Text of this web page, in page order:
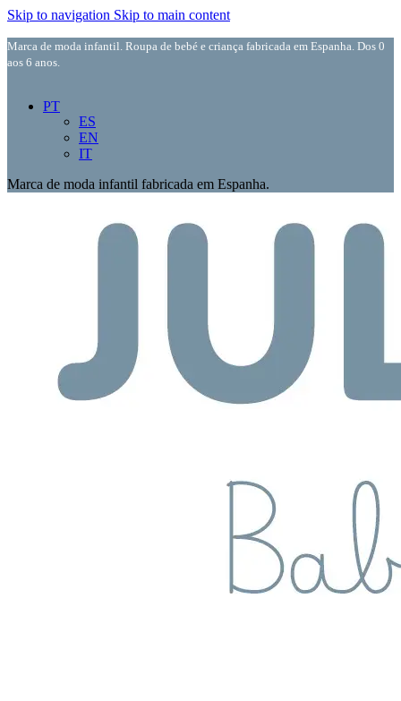
Skip to navigation Skip to main content
Marca de moda infantil. Roupa de bebé e criança fabricada em Espanha. Dos 0
aos 6 anos.
PT
ES
EN
IT
Marca de moda infantil fabricada em Espanha.